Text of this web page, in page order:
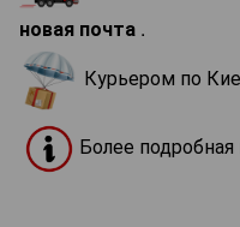
новая почта .
Курьером по
Более